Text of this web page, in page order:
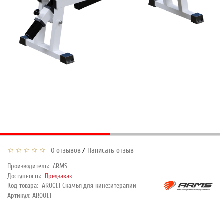
0 отзывов / Написать отзыв
Производитель: ARMS
Доступность: Предзаказ
Код товара: AR001.1 Скамья для кинезитерапии
Артикул: AR001.1